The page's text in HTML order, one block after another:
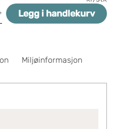
Legg i handlekurv
Miljøinformasjon